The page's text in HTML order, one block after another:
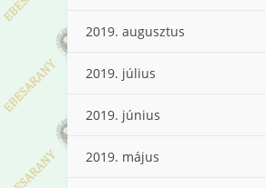
2019. augusztus
2019. július
2019. június
2019. május